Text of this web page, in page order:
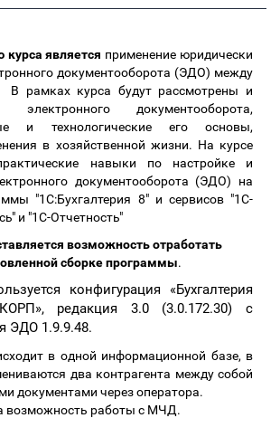
является применение юридически
документооборота (ЭДО) между
В рамках курса будут рассмотрены и
документооборота,
и технологические его основы,
в хозяйственной жизни. На курсе
навыки по настройке и
документооборота (ЭДО) на
"1С:Бухгалтерия 8" и сервисов "1С-
и "1С-Отчетность"
возможность отработать
сборке программы.
конфигурация «Бухгалтерия
редакция 3.0 (3.0.172.30) с
ЭДО 1.9.9.48.
в одной информационной базе, в
два контрагента между собой
документами через оператора.
возможность работы с МЧД.